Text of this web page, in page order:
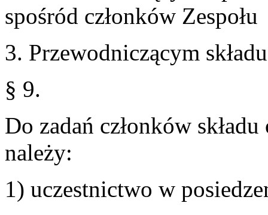
spośród członków Zespołu
3. Przewodniczącym
§ 9.
Do zadań członków
należy:
1) uczestnictwo w